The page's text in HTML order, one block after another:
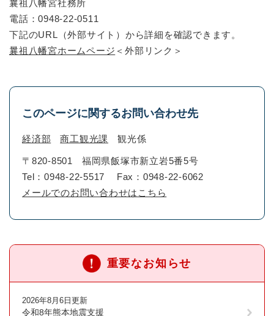
曩祖八幡宮社務所
電話：0948-22-0511
下記のURL（外部サイト）から詳細を確認できます。
曩祖八幡宮ホームページ ＜外部リンク＞
このページに関するお問い合わせ先
経済部 商工観光課 観光係
〒820-8501
福岡県飯塚市新立岩5番5号
Tel：0948-22-5517
Fax：0948-22-6062
メールでのお問い合わせはこちら
重要なお知らせ
2026年8月6日更新
令和8年熊本地震支援